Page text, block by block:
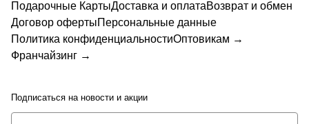
Подарочные КартыДоставка и оплатаВозврат и обмен
Договор офертыПерсональные данные
Политика конфиденциальностиОптовикам →
Франчайзинг →
Подписаться на новости и акции